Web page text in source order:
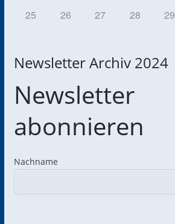
Newsletter Archiv 2024
Newsletter
abonnieren
Nachname
25 26 27 28 29